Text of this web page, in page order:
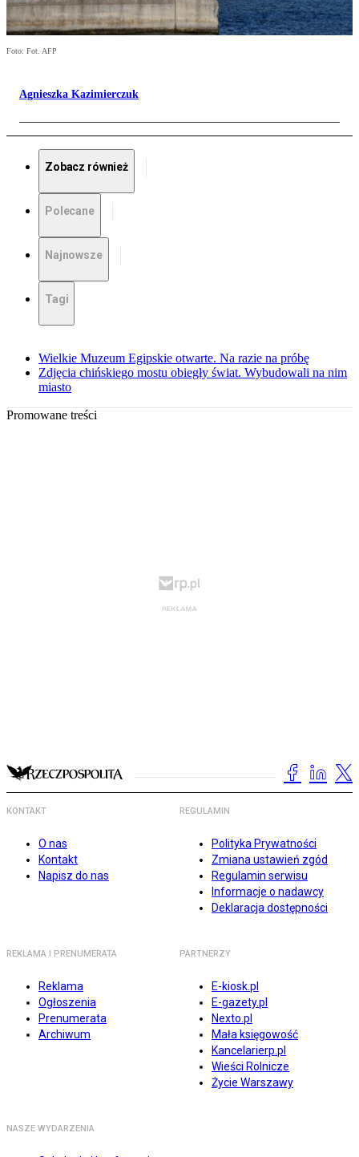
Foto: Fot. AFP
Agnieszka Kazimierczuk
Zobacz również
Polecane
Najnowsze
Tagi
Wielkie Muzeum Egipskie otwarte. Na razie na próbę
Zdjęcia chińskiego mostu obiegły świat. Wybudowali na nim
miasto
Promowane treści
KONTAKT
O nas
Kontakt
Napisz do nas
REGULAMIN
Polityka Prywatności
Zmiana ustawień zgód
Regulamin serwisu
Informacje o nadawcy
Deklaracja dostępności
REKLAMA I PRENUMERATA
Reklama
Ogłoszenia
Prenumerata
Archiwum
PARTNERZY
E-kiosk.pl
E-gazety.pl
Nexto.pl
Mała księgowość
Kancelarierp.pl
Wieści Rolnicze
Życie Warszawy
NASZE WYDARZENIA